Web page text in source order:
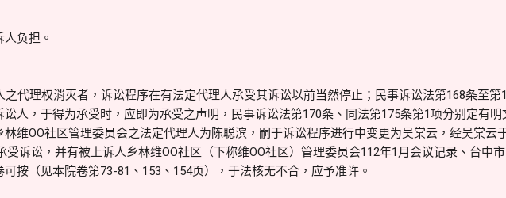
负担。
代理权消灭者，诉讼程序在有法定代理人承受其诉讼以前当然停止；民事诉讼法第168条至第
人，于得为承受时，应即为承受之声明，民事诉讼法第170条、同法第175条第1项分别定有明
维OO社区管理委员会之法定代理人为陈聪滨，嗣于诉讼程序进行中变更为吴棠云，经吴棠云
受诉讼，并有被上诉人乡林维OO社区（下称维OO社区）管理委员会112年1月会议记录、台中
按（见本院卷第73-81、153、154页），于法核无不合，应予准许。